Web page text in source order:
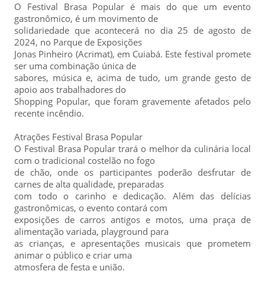
O Festival Brasa Popular é mais do que um evento
gastronômico, é um movimento de
solidariedade que acontecerá no dia 25 de agosto de
2024, no Parque de Exposições
Jonas Pinheiro (Acrimat), em Cuiabá. Este festival promete
ser uma combinação única de
sabores, música e, acima de tudo, um grande gesto de
apoio aos trabalhadores do
Shopping Popular, que foram gravemente afetados pelo
recente incêndio.
Atrações Festival Brasa Popular
O Festival Brasa Popular trará o melhor da culinária local
com o tradicional costelão no fogo
de chão, onde os participantes poderão desfrutar de
carnes de alta qualidade, preparadas
com todo o carinho e dedicação. Além das delícias
gastronômicas, o evento contará com
exposições de carros antigos e motos, uma praça de
alimentação variada, playground para
as crianças, e apresentações musicais que prometem
animar o público e criar uma
atmosfera de festa e união.